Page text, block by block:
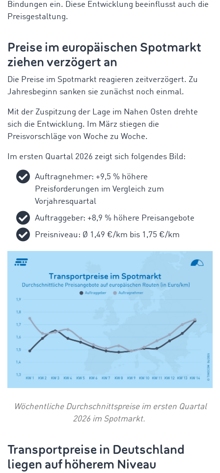
Bindungen ein. Diese Entwicklung beeinflusst auch die
Preisgestaltung.
Preise im europäischen Spotmarkt
ziehen verzögert an
Die Preise im Spotmarkt reagieren zeitverzögert. Zu
Jahresbeginn sanken sie zunächst noch einmal.
Mit der Zuspitzung der Lage im Nahen Osten drehte
sich die Entwicklung. Im März stiegen die
Preisvorschläge von Woche zu Woche.
Im ersten Quartal 2026 zeigt sich folgendes Bild:
Auftragnehmer: +9,5 % höhere
Preisforderungen im Vergleich zum
Vorjahresquartal
Auftraggeber: +8,9 % höhere Preisangebote
Preisniveau: Ø 1,49 €/km bis 1,75 €/km
Wöchentliche Durchschnittspreise im ersten Quartal
2026 im Spotmarkt.
Transportpreise in Deutschland
liegen auf höherem Niveau